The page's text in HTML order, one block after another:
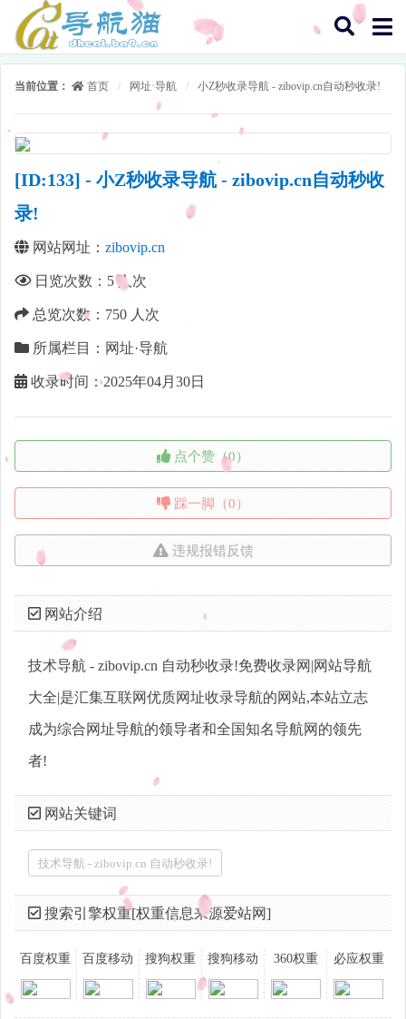
当前位置： 首页 / 网址·导航 / 小Z秒收录导航 - zibovip.cn自动秒收录!
[ID:133] - 小Z秒收录导航 - zibovip.cn自动秒收
录!
网站网址： zibovip.cn
日览次数： 5人次
总览次数： 750 人次
所属栏目：网址·导航
收录时间：2025年04月30日
点个赞（0）
踩一脚（0）
违规报错反馈
网站介绍
技术导航 - zibovip.cn 自动秒收录!免费收录网|网站导航
大全|是汇集互联网优质网址收录导航的网站,本站立志
成为综合网址导航的领导者和全国知名导航网的领先
者!
网站关键词
技术导航 - zibovip.cn 自动秒收录!
搜索引擎权重[权重信息来源爱站网]
百度权重 百度移动 搜狗权重 搜狗移动 360权重 必应权重